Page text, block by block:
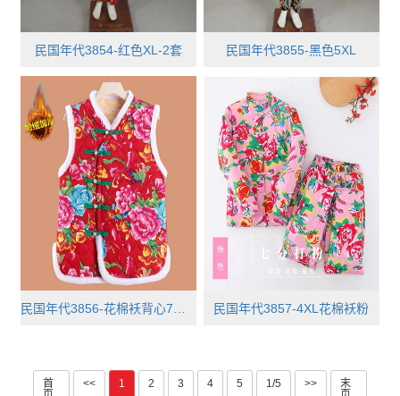
民国年代3854-红色XL-2套 民国年代3855-黑色5XL
民国年代3857-4XL花棉袄粉
首
<< 1 2 3 4 5 1/5 >>
末